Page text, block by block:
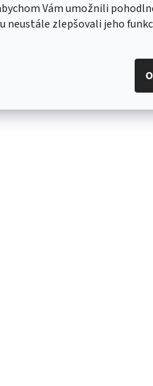
Vám umožnili
neustále zlepšovali jeho